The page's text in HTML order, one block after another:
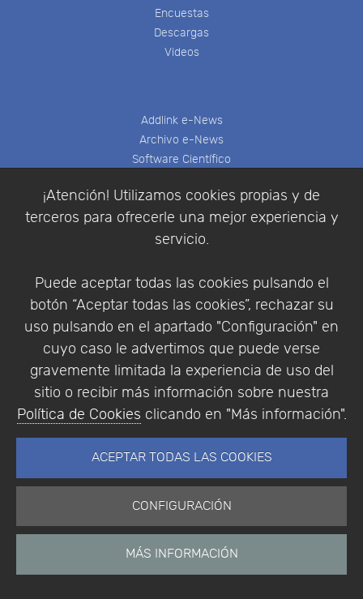
¡Atención! Utilizamos cookies propias y de
terceros para ofrecerle una mejor experiencia y
servicio.
Puede aceptar todas las cookies pulsando el
botón “Aceptar todas las cookies”, rechazar su
uso pulsando en el apartado "Configuración" en
cuyo caso le advertimos que puede verse
gravemente limitada la experiencia de uso del
sitio o recibir más información sobre nuestra
Política de Cookies clicando en "Más información".
ACEPTAR TODAS LAS COOKIES
CONFIGURACIÓN
MÁS INFORMACIÓN
Encuestas
Descargas
Videos
Addlink e-News
Archivo e-News
Software Científico
Síganos
Contáctenos
Empresa
Aviso Legal
Política de Cookies
Política de Privacidad
Condiciones de compra
Identificarse
Aviso Legal|Política de Privacidad
Política de Cookies
© Copyright 1994 - 2026. Addlink Software